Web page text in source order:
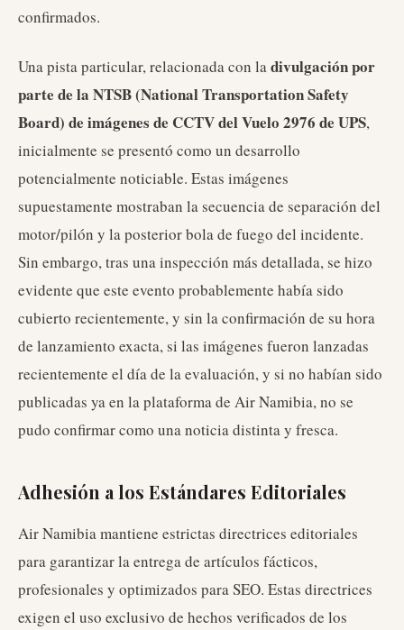
confirmados.
Una pista particular, relacionada con ladivulgación por
parte de la NTSB (National Transportation Safety
Board) de imágenes de CCTV del Vuelo 2976 de UPS,
inicialmente se presentó como un desarrollo
potencialmente noticiable. Estas imágenes
supuestamente mostraban la secuencia de separación del
motor/pilón y la posterior bola de fuego del incidente.
Sin embargo, tras una inspección más detallada, se hizo
evidente que este evento probablemente había sido
cubierto recientemente, y sin la confirmación de su hora
de lanzamiento exacta, si las imágenes fueron lanzadas
recientemente el día de la evaluación, y si no habían sido
publicadas ya en la plataforma de Air Namibia, no se
pudo confirmar como una noticia distinta y fresca.
Adhesión a los Estándares Editoriales
Air Namibia mantiene estrictas directrices editoriales
para garantizar la entrega de artículos fácticos,
profesionales y optimizados para SEO. Estas directrices
exigen el uso exclusivo de hechos verificados de los